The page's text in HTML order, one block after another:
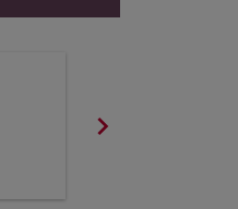
chevron_right